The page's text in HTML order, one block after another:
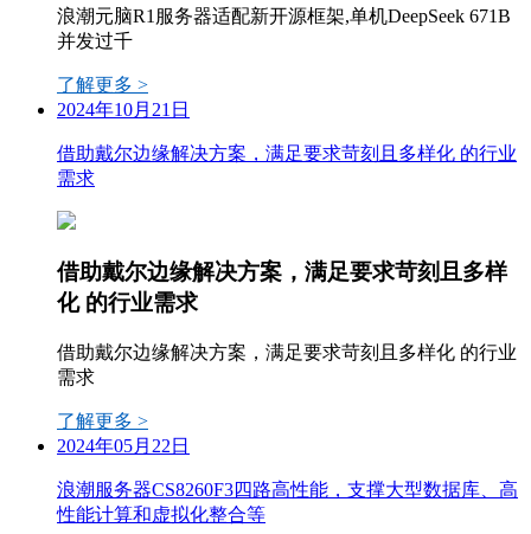
浪潮元脑R1服务器适配新开源框架,单机DeepSeek 671B
并发过千
了解更多 >
2024年10月21日
借助戴尔边缘解决方案，满足要求苛刻且多样化 的行业
需求
借助戴尔边缘解决方案，满足要求苛刻且多样
化 的行业需求
借助戴尔边缘解决方案，满足要求苛刻且多样化 的行业
需求
了解更多 >
2024年05月22日
浪潮服务器CS8260F3四路高性能，支撑大型数据库、高
性能计算和虚拟化整合等